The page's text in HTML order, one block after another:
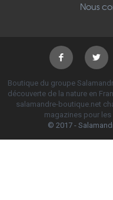
Nous
Boutique du groupe
découverte de la nature en
salamandre-boutique.net
magazines pour
© 2017 -